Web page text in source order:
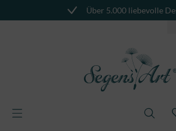
Über 5.000 liebevolle